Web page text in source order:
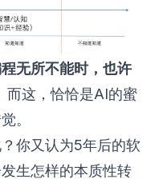
无所不能时，也许
而这，恰恰是AI的蜜
。
你又认为5年后的软
生怎样的本质性转